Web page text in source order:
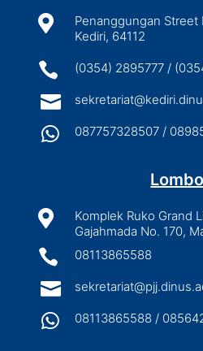

Penanggungan Street
Kediri, 64112
 (0354) 2895777 /

 087757328507 /

Komplek Ruko Grand
Gajahmada No. 170,
 08113865588

 08113865588 /